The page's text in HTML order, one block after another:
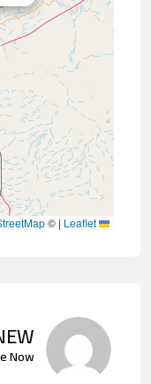
|
©
Now